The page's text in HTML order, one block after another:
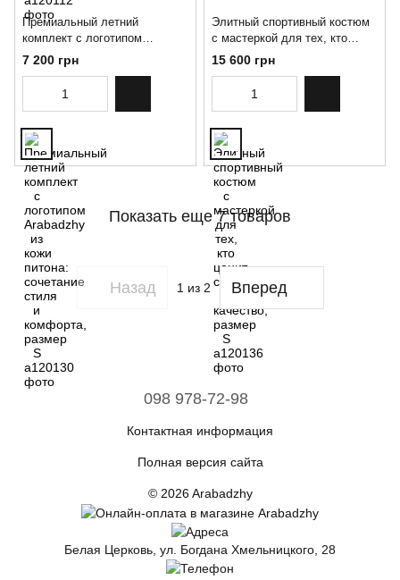
Премиальный летний
комплект с логотипом
Arabadzhy из кожи питона:
сочетание стиля и комфорта,
размер S
7 200 грн
Элитный спортивный костюм
с мастеркой для тех, кто
ценит стиль и качество,
размер S
15 600 грн
Показать еще 7 товаров
Назад 1из 2 Вперед
098 978-72-98
Контактная информация
Полная версия сайта
© 2026 Arabadzhy
Белая Церковь, ул. Богдана Хмельницкого, 28